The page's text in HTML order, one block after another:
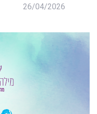
26/04/2026